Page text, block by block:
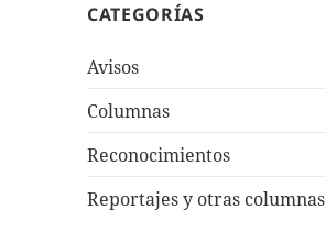
CATEGORÍAS
Avisos
Columnas
Reconocimientos
Reportajes y otras columnas